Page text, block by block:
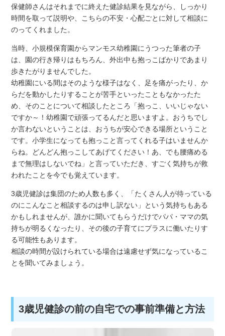
保健師さんはそれまでに終えた健診結果を見ながら、しっかり
時間を取って説明や、こちらの不安・心配ごとに対して相談に
のってくれました。
当時、小規模保育園からマンモス幼稚園にうつった筆者の子
は、園の行き帰りはもちろん、外出中も抱っこばかりであまり
歩きたがりませんでした。
幼稚園にいる間はそのような様子はなく、足を痛がったり、か
らだを動かしたりすることが苦手といったこともなかったた
め、そのことについて相談したところ「抱っこ、いいじゃない
ですか～！幼稚園で頑張ってるんだと思いますよ。おうちでし
か言わないということは、おうちが安心できる場所ということ
です。小学生になっても抱っこと言ってくれる子はいませんか
らね。どんどん抱っこしてあげてください！あ、でも腰痛める
まで無理はしないでね」と言っていただき、すごく気持ちが救
われたことを今でも覚えています。
3歳児健診は集団のため人数も多く、「たくさん人が待っている
のにこんなこと相談するのは申し訳ない」という気持ちもある
かもしれませんが、誰かに聞いてもらうだけでパパ・ママの気
持ちが明るくなったり、その後の子育てにプラスに働いたりす
る可能性もあります。
相談の時間が設けられている場合は遠慮せず気になっているこ
とを聞いてみましょう。
3歳児健診の前の自宅での事前準備と方法